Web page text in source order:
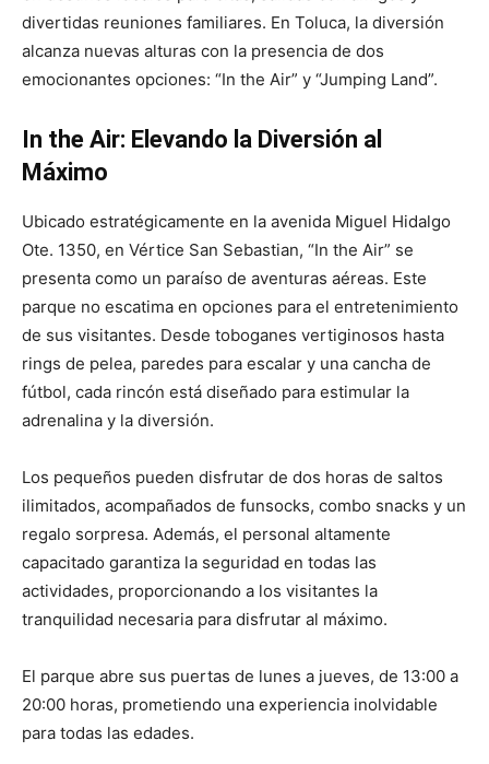
divertidas reuniones familiares. En Toluca, la diversión
alcanza nuevas alturas con la presencia de dos
emocionantes opciones: “In the Air” y “Jumping Land”.
In the Air: Elevando la Diversión al
Máximo
Ubicado estratégicamente en la avenida Miguel Hidalgo
Ote. 1350, en Vértice San Sebastian, “In the Air” se
presenta como un paraíso de aventuras aéreas. Este
parque no escatima en opciones para el entretenimiento
de sus visitantes. Desde toboganes vertiginosos hasta
rings de pelea, paredes para escalar y una cancha de
fútbol, cada rincón está diseñado para estimular la
adrenalina y la diversión.
Los pequeños pueden disfrutar de dos horas de saltos
ilimitados, acompañados de funsocks, combo snacks y un
regalo sorpresa. Además, el personal altamente
capacitado garantiza la seguridad en todas las
actividades, proporcionando a los visitantes la
tranquilidad necesaria para disfrutar al máximo.
El parque abre sus puertas de lunes a jueves, de 13:00 a
20:00 horas, prometiendo una experiencia inolvidable
para todas las edades.